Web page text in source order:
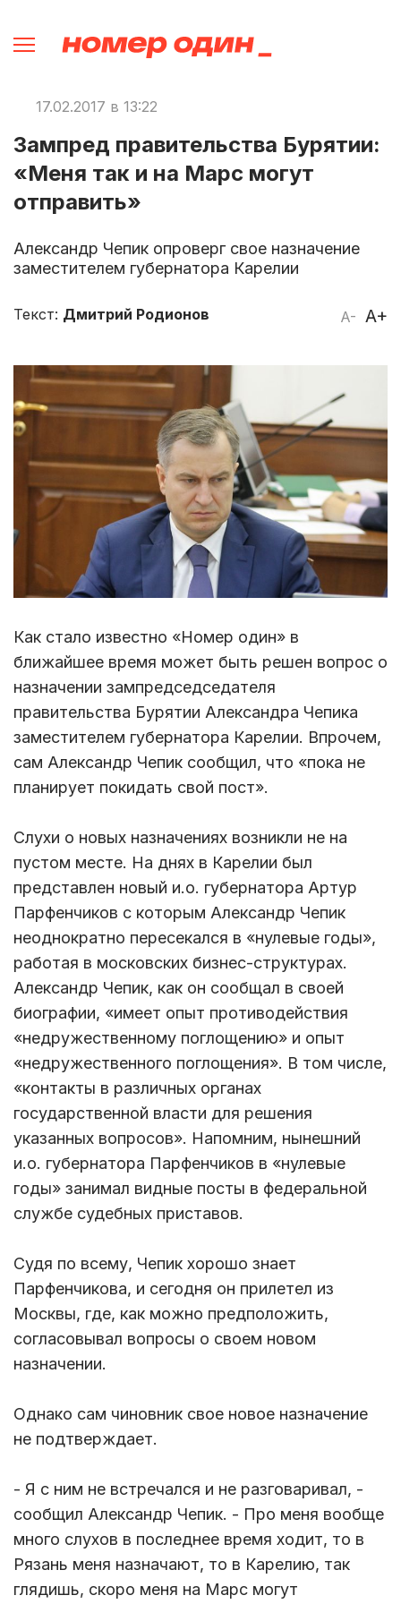
17.02.2017 в 13:22
Зампред правительства Бурятии:
«Меня так и на Марс могут
отправить»
Александр Чепик опроверг свое назначение
заместителем губернатора Карелии
A- A+
Текст: Дмитрий Родионов
Как стало известно «Номер один» в
ближайшее время может быть решен вопрос о
назначении зампредседседателя
правительства Бурятии Александра Чепика
заместителем губернатора Карелии. Впрочем,
сам Александр Чепик сообщил, что «пока не
планирует покидать свой пост».
Слухи о новых назначениях возникли не на
пустом месте. На днях в Карелии был
представлен новый и.о. губернатора Артур
Парфенчиков с которым Александр Чепик
неоднократно пересекался в «нулевые годы»,
работая в московских бизнес-структурах.
Александр Чепик, как он сообщал в своей
биографии, «имеет опыт противодействия
«недружественному поглощению» и опыт
«недружественного поглощения». В том числе,
«контакты в различных органах
государственной власти для решения
указанных вопросов». Напомним, нынешний
и.о. губернатора Парфенчиков в «нулевые
годы» занимал видные посты в федеральной
службе судебных приставов.
Судя по всему, Чепик хорошо знает
Парфенчикова, и сегодня он прилетел из
Москвы, где, как можно предположить,
согласовывал вопросы о своем новом
назначении.
Однако сам чиновник свое новое назначение
не подтверждает.
- Я с ним не встречался и не разговаривал, -
сообщил Александр Чепик. - Про меня вообще
много слухов в последнее время ходит, то в
Рязань меня назначают, то в Карелию, так
глядишь, скоро меня на Марс могут